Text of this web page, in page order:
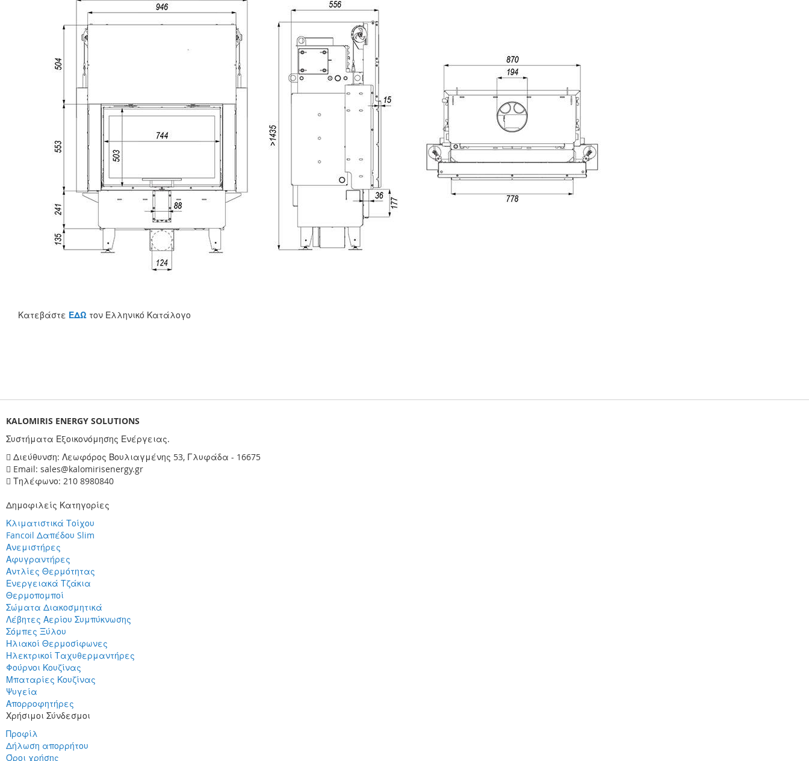
Κατεβάστε ΕΔΩ τον Ελληνικό Κατάλογο
KALOMIRIS ENERGY SOLUTIONS
Συστήματα Εξοικονόμησης Ενέργειας.
Διεύθυνση: Λεωφόρος Βουλιαγμένης 53, Γλυφάδα - 16675
Email: sales@kalomirisenergy.gr
Τηλέφωνο: 210 8980840
Δημοφιλείς Κατηγορίες
Κλιματιστικά Τοίχου
Fancoil Δαπέδου Slim
Ανεμιστήρες
Αφυγραντήρες
Αντλίες Θερμότητας
Ενεργειακά Τζάκια
Θερμοπομποί
Σώματα Διακοσμητικά
Λέβητες Αερίου Συμπύκνωσης
Σόμπες Ξύλου
Ηλιακοί Θερμοσίφωνες
Ηλεκτρικοί Ταχυθερμαντήρες
Φούρνοι Κουζίνας
Μπαταρίες Κουζίνας
Ψυγεία
Απορροφητήρες
Χρήσιμοι Σύνδεσμοι
Προφίλ
Δήλωση απορρήτου
Όροι χρήσης